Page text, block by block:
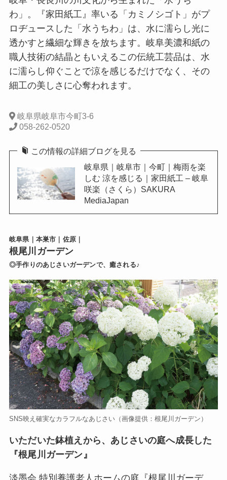
わ」。『家田紙工』率いる「カミノシゴト」がプ
ロヂュースした「水うちわ」は、水に濡らし光に
透かすと繊細な輝きを放ちます。岐阜美濃和紙の
職人技術の結晶ともいえるこの伝統工芸品は、水
に濡らし仰ぐことで涼を感じるだけでなく、その
細工の美しさに心奪われます。
岐阜県岐阜市今町3-6
058-262-0520
この情報の詳細ブログを見る
岐阜県｜岐阜市｜今町｜梅雨を楽
しむ 涼を感じる｜家田紙工 – 岐阜
咲楽（さくら）SAKURA
MediaJapan
岐阜県｜本巣市｜佐原｜
根尾川ガーデン
◎手作りのあじさいガーデンで、癒される♪
SNS映え確実なカラフルなあじさい（画像提供：根尾川ガーデン）
いただいた鉢植えから、あじさいの庭へ成長した
『根尾川ガーデン』